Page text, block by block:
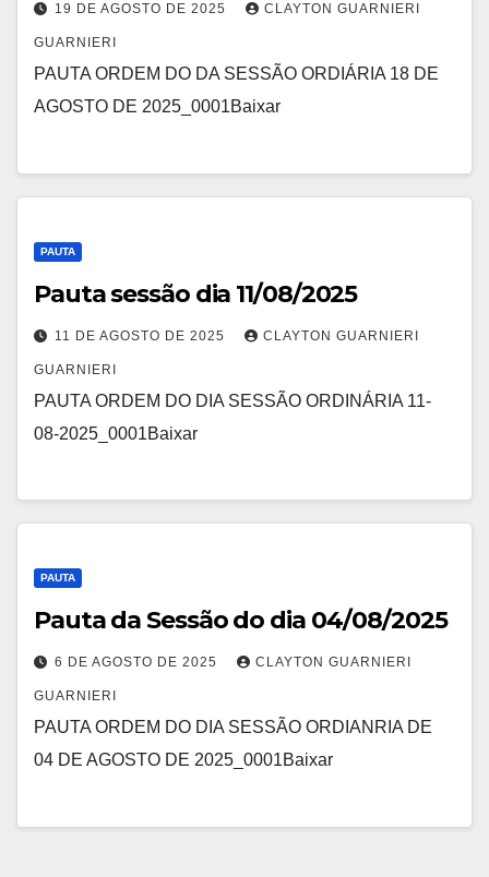
19 DE AGOSTO DE 2025 CLAYTON GUARNIERI
GUARNIERI
PAUTA ORDEM DO DA SESSÃO ORDIÁRIA 18 DE
AGOSTO DE 2025_0001Baixar
PAUTA
Pauta sessão dia 11/08/2025
11 DE AGOSTO DE 2025 CLAYTON GUARNIERI
GUARNIERI
PAUTA ORDEM DO DIA SESSÃO ORDINÁRIA 11-
08-2025_0001Baixar
PAUTA
Pauta da Sessão do dia 04/08/2025
6 DE AGOSTO DE 2025 CLAYTON GUARNIERI
GUARNIERI
PAUTA ORDEM DO DIA SESSÃO ORDIANRIA DE
04 DE AGOSTO DE 2025_0001Baixar